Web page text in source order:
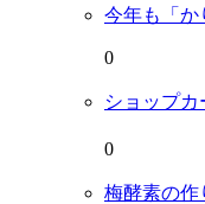
今年も「か
0
ショップ
0
梅酵素の作